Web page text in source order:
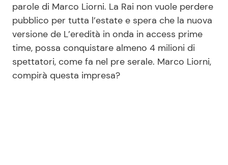
parole di Marco Liorni. La Rai non vuole perdere
pubblico per tutta l’estate e spera che la nuova
versione de L’eredità in onda in access prime
time, possa conquistare almeno 4 milioni di
spettatori, come fa nel pre serale. Marco Liorni,
compirà questa impresa?